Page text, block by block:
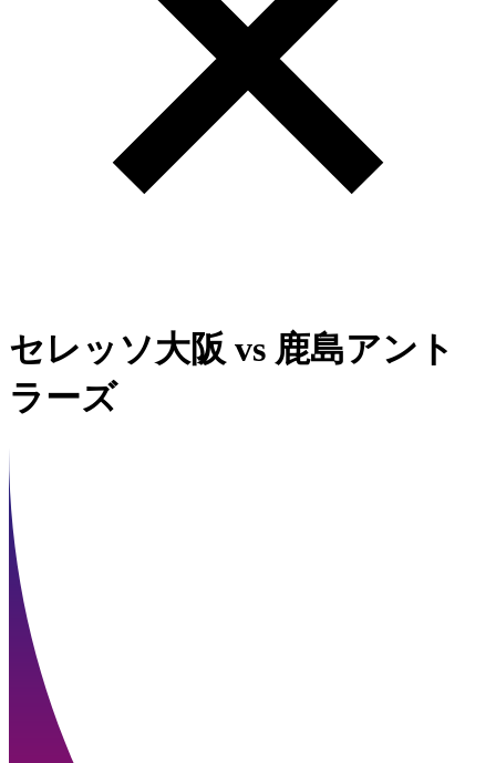
セレッソ大阪 vs 鹿島アント
ラーズ